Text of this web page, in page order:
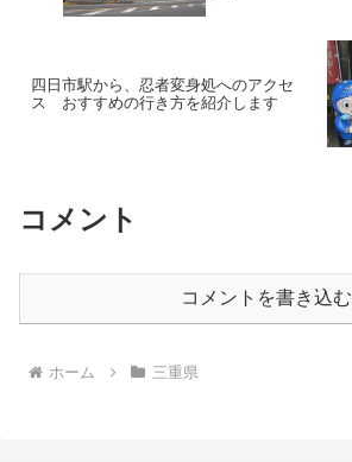
四日市駅から、忍者変身処へのアクセ
ス おすすめの行き方を紹介します
コメント
コメントを書き込む
ホーム 三重県